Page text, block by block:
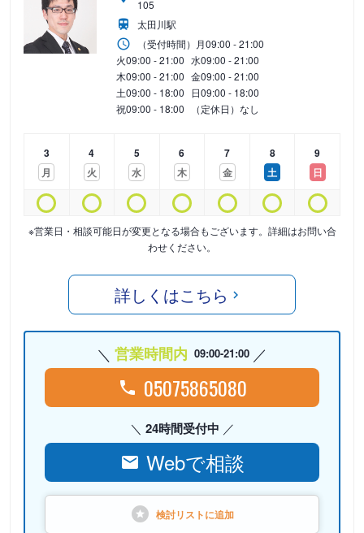
105
太田川駅
（受付時間） 月09:00 - 21:00
火09:00 - 21:00 水09:00 - 21:00
木09:00 - 21:00 金09:00 - 21:00
土09:00 - 18:00 日09:00 - 18:00
祝09:00 - 18:00 （定休日）なし
3
月
4
火
5
水
6
木
7
金
8
土
9
日
※営業日・相談可能日が変更となる場合もございます。詳細はお問い合
わせください。
詳しくはこちら
営業時間内 09:00-21:00
05075865080
24時間受付中
Webで相談
検討リストに追加